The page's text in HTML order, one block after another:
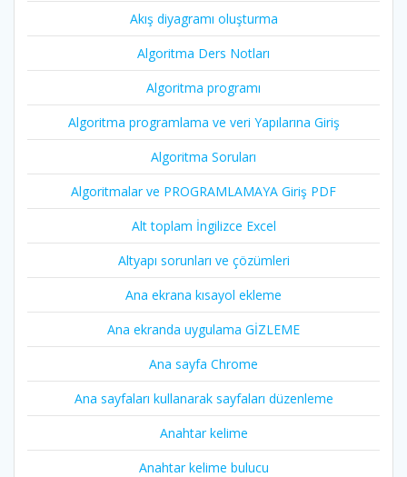
Akış diyagramı oluşturma
Algoritma Ders Notları
Algoritma programı
Algoritma programlama ve veri Yapılarına Giriş
Algoritma Soruları
Algoritmalar ve PROGRAMLAMAYA Giriş PDF
Alt toplam İngilizce Excel
Altyapı sorunları ve çözümleri
Ana ekrana kısayol ekleme
Ana ekranda uygulama GİZLEME
Ana sayfa Chrome
Ana sayfaları kullanarak sayfaları düzenleme
Anahtar kelime
Anahtar kelime bulucu